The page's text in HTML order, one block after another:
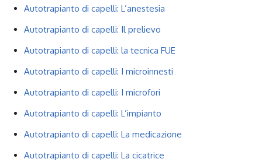
Autotrapianto di capelli: L’anestesia
Autotrapianto di capelli: Il prelievo
Autotrapianto di capelli: la tecnica FUE
Autotrapianto di capelli: I microinnesti
Autotrapianto di capelli: I microfori
Autotrapianto di capelli: L’impianto
Autotrapianto di capelli: La medicazione
Autotrapianto di capelli: La cicatrice